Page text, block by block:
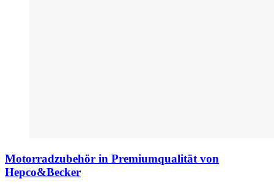
Motorradzubehör in Premiumqualität von
Hepco&Becker